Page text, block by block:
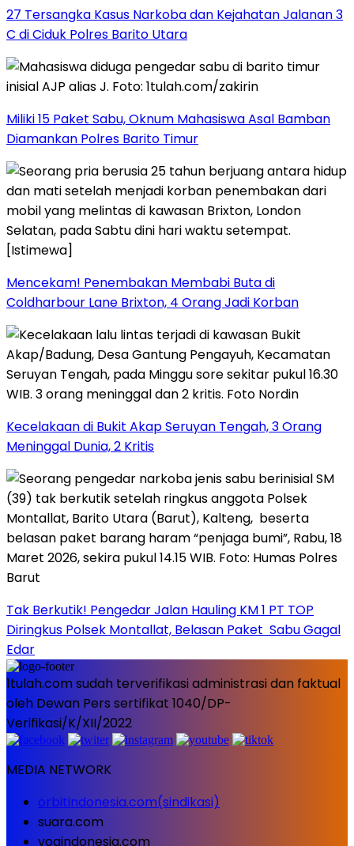
27 Tersangka Kasus Narkoba dan Kejahatan Jalanan 3
C di Ciduk Polres Barito Utara
Miliki 15 Paket Sabu, Oknum Mahasiswa Asal Bamban
Diamankan Polres Barito Timur
Mencekam! Penembakan Membabi Buta di
Coldharbour Lane Brixton, 4 Orang Jadi Korban
Kecelakaan di Bukit Akap Seruyan Tengah, 3 Orang
Meninggal Dunia, 2 Kritis
Tak Berkutik! Pengedar Jalan Hauling KM 1 PT TOP
Diringkus Polsek Montallat, Belasan Paket Sabu Gagal
Edar
1tulah.com sudah terverifikasi administrasi dan faktual
oleh Dewan Pers sertifikat 1040/DP-
Verifikasi/K/XII/2022
MEDIA NETWORK
orbitindonesia.com(sindikasi)
suara.com
voaindonesia.com